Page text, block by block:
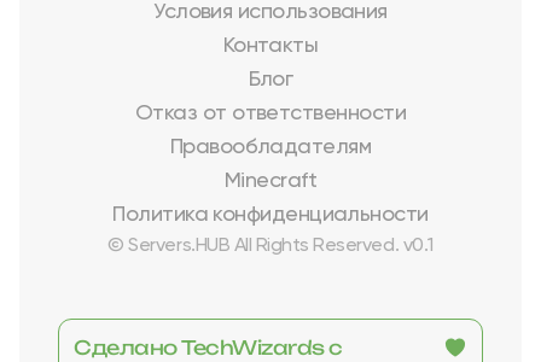
Условия использования
Контакты
Блог
Отказ от ответственности
Правообладателям
Minecraft
Политика конфиденциальности
© Servers.HUB All Rights Reserved. v0.1
Сделано TechWizards с